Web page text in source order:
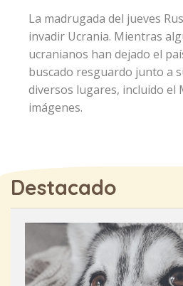
La madrugada del jueves
invadir Ucrania. Mientras
ucranianos han dejado el
buscado resguardo junto a
diversos lugares, incluido el
imágenes.
Destacado